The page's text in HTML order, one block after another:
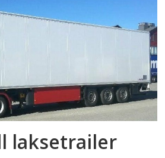
laksetrailer